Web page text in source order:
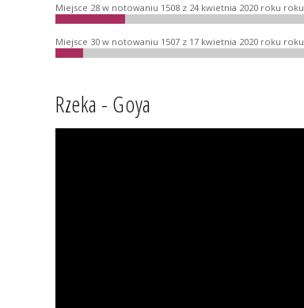
Miejsce 28 w notowaniu 1508 z 24 kwietnia 2020 roku roku
Miejsce 30 w notowaniu 1507 z 17 kwietnia 2020 roku roku
Rzeka - Goya